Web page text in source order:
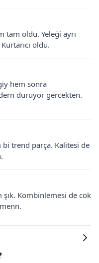
tam oldu. Yeleği ayrı
oldu.
hem sonra
duruyor gercekten.
bi trend parça. Kalitesi de
Kombinlemesi de cok